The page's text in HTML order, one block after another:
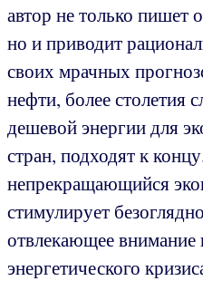
автор не только пишет
но и приводит
своих мрачных
нефти, более столетия
дешевой энергии для
стран, подходят к
непрекращающийся
стимулирует
отвлекающее внимание
энергетического